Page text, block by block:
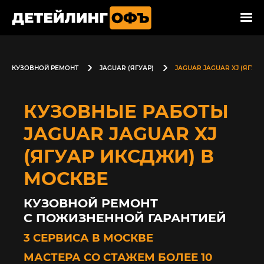
КУЗОВНОЙ РЕМОНТ JAGUAR (ЯГУАР) JAGUAR JAGUAR XJ
КУЗОВНЫЕ РАБОТЫ
JAGUAR JAGUAR XJ
(ЯГУАР ИКСДЖИ) В
МОСКВЕ
КУЗОВНОЙ РЕМОНТ
С ПОЖИЗНЕННОЙ ГАРАНТИЕЙ
3 СЕРВИСА В МОСКВЕ
МАСТЕРА СО СТАЖЕМ БОЛЕЕ 10